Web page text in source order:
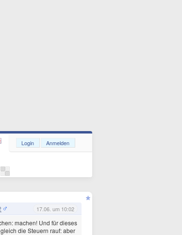
Login Anmelden
17.06. um 10:02
machen! Und für dieses
die Steuern rauf: aber